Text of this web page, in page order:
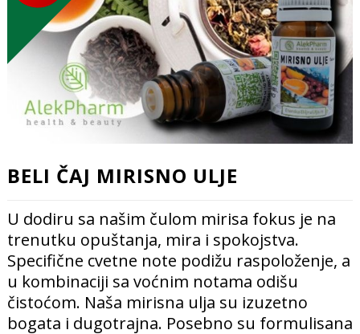
BELI ČAJ MIRISNO ULJE
U dodiru sa našim čulom mirisa fokus je na
trenutku opuštanja, mira i spokojstva.
Specifične cvetne note podižu raspoloženje, a
u kombinaciji sa voćnim notama odišu
čistoćom. Naša mirisna ulja su izuzetno
bogata i dugotrajna. Posebno su formulisana